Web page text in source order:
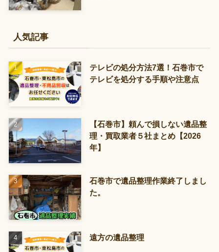
人気記事
テレビの処分方法7選！石巻市で
テレビを処分する手順や注意点
【石巻市】頼んで損しない遺品整
理・買取業者５社まとめ【2026
年】
石巻市で遺品整理作業終了しまし
た。
遠方の遺品整理